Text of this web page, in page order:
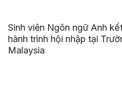
Sinh viên Ngôn ngữ Anh
hành trình hội nhập tại
Malaysia